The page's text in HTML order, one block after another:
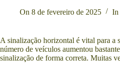
On 8 de fevereiro de 2025 In
A sinalização horizontal é vital para a
número de veículos aumentou
sinalização de forma correta. Muitas